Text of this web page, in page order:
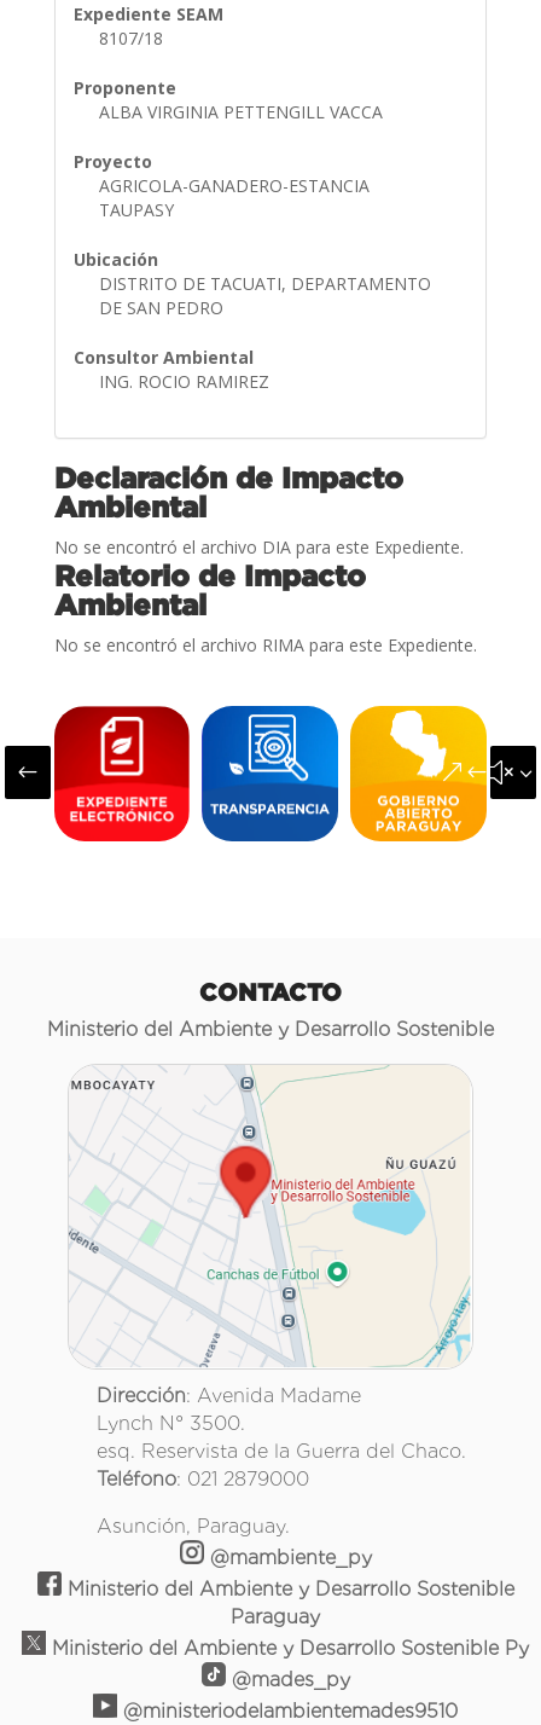
Expediente SEAM
8107/18
Proponente
ALBA VIRGINIA PETTENGILL VACCA
Proyecto
AGRICOLA-GANADERO-ESTANCIA
TAUPASY
Ubicación
DISTRITO DE TACUATI, DEPARTAMENTO
DE SAN PEDRO
Consultor Ambiental
ING. ROCIO RAMIREZ
Declaración de Impacto
Ambiental
No se encontró el archivo DIA para este Expediente.
Relatorio de Impacto
Ambiental
No se encontró el archivo RIMA para este Expediente.
#
CONTACTO
Ministerio del Ambiente y Desarrollo Sostenible
Dirección: Avenida Madame
Lynch N° 3500.
esq. Reservista de la Guerra del Chaco.
Teléfono: 021 2879000
Asunción, Paraguay.
@mambiente_py
Ministerio del Ambiente y Desarrollo Sostenible
Paraguay
Ministerio del Ambiente y Desarrollo Sostenible Py
@mades_py
@ministeriodelambientemades9510